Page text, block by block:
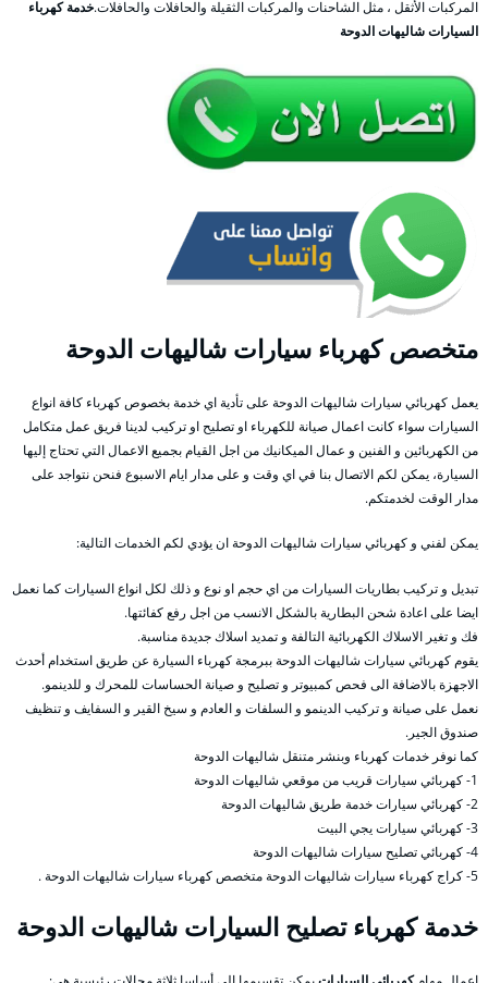
المركبات الأثقل ، مثل الشاحنات والمركبات الثقيلة والحافلات والحافلات.خدمة كهرباء
السيارات شاليهات الدوحة
متخصص كهرباء سيارات شاليهات الدوحة
يعمل كهربائي سيارات شاليهات الدوحة على تأدية اي خدمة بخصوص كهرباء كافة انواع
السيارات سواء كانت اعمال صيانة للكهرباء او تصليح او تركيب لدينا فريق عمل متكامل
من الكهربائين و الفنين و عمال الميكانيك من اجل القيام بجميع الاعمال التي تحتاج إليها
السيارة، يمكن لكم الاتصال بنا في اي وقت و على مدار ايام الاسبوع فنحن نتواجد على
مدار الوقت لخدمتكم.
يمكن لفني و كهربائي سيارات شاليهات الدوحة ان يؤدي لكم الخدمات التالية:
تبديل و تركيب بطاريات السيارات من اي حجم او نوع و ذلك لكل انواع السيارات كما نعمل
ايضا على اعادة شحن البطارية بالشكل الانسب من اجل رفع كفائتها.
فك و تغير الاسلاك الكهربائية التالفة و تمديد اسلاك جديدة مناسبة.
يقوم كهربائي سيارات شاليهات الدوحة ببرمجة كهرباء السيارة عن طريق استخدام أحدث
الاجهزة بالاضافة الى فحص كمبيوتر و تصليح و صيانة الحساسات للمحرك و للدينمو.
نعمل على صيانة و تركيب الدينمو و السلفات و العادم و سيخ القير و السفايف و تنظيف
صندوق الجير.
كما نوفر خدمات كهرباء وبنشر متنقل شاليهات الدوحة
1- كهربائي سيارات قريب من موقعي شاليهات الدوحة
2- كهربائي سيارات خدمة طريق شاليهات الدوحة
3- كهربائي سيارات يجي البيت
4- كهربائي تصليح سيارات شاليهات الدوحة
5- كراج كهرباء سيارات شاليهات الدوحة متخصص كهرباء سيارات شاليهات الدوحة .
خدمة كهرباء تصليح السيارات شاليهات الدوحة